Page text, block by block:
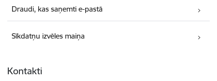
Draudi, kas saņemti e-pastā
Sīkdatņu izvēles maiņa
Kontakti